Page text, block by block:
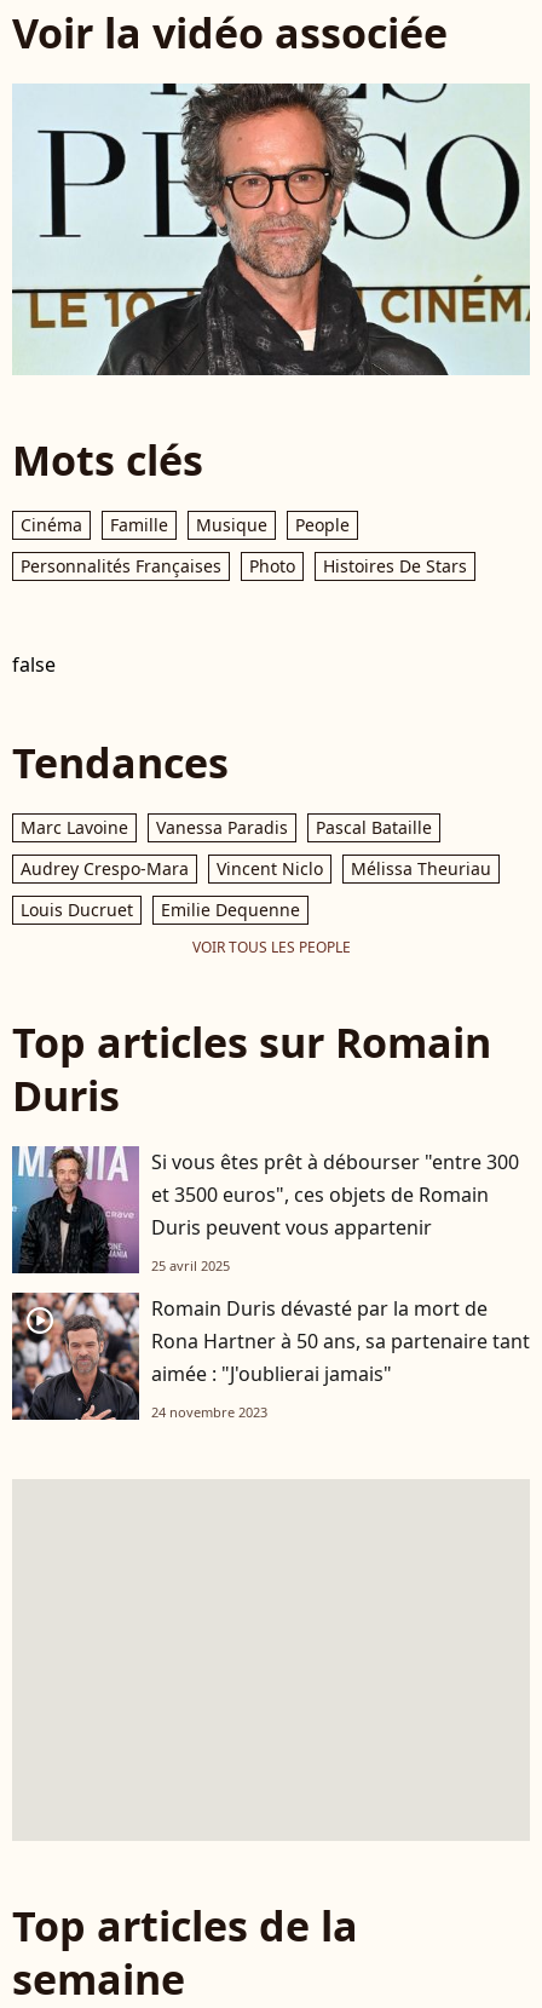
Voir la vidéo associée
Mots clés
Cinéma Famille Musique
People
Personnalités Françaises
Photo Histoires De Stars
false
Tendances
Marc Lavoine Vanessa Paradis
Pascal Bataille
Audrey Crespo-Mara
Vincent Niclo
Mélissa Theuriau
Louis Ducruet
Emilie Dequenne
VOIR TOUS LES PEOPLE
Top articles sur Romain
Duris
Si vous êtes prêt à débourser "entre 300
et 3500 euros", ces objets de Romain
Duris peuvent vous appartenir
25 avril 2025
player2
Romain Duris dévasté par la mort de
Rona Hartner à 50 ans, sa partenaire tant
aimée : "J'oublierai jamais"
24 novembre 2023
Top articles de la
semaine